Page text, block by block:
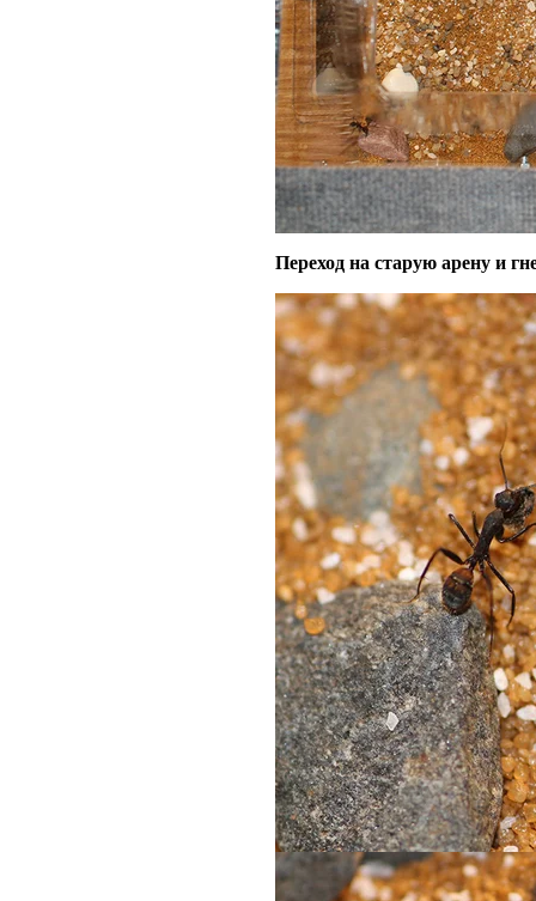
Переход на старую арену и